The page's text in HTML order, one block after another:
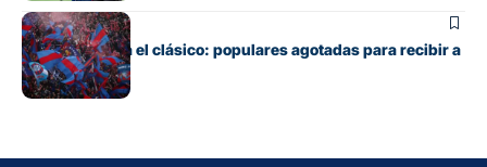
Fútbol
Boedo ya juega el clásico: populares agotadas para recibir a
Huracán